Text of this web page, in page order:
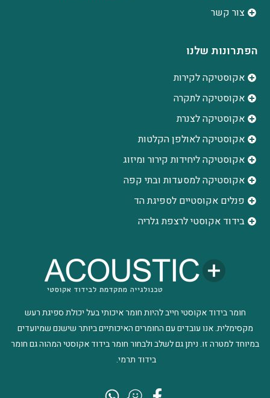
חומר בידוד אקוסטי חייב להיות חומר איכותי בעל יכולת ספיגת רעש
מקסימלית. אנו עובדים עם החומרים האיכותיים ביותר שישנם שמיועדים
במיוחד למטרה זו. ניתן גם לשלב ולבחור חומר בידוד אקוסטי המהוה גם חומר
בידוד תרמי.
צור קשר
הפתרונות שלנו
אקוסטיקה לקירות
אקוסטיקה לתקרה
אקוסטיקה לצנרת
אקוסטיקה לאולפן הקלטות
‫אקוסטיקה ליחידות קירור ומיזוג
אקוסטיקה למסעדות ובתי קפה
פנלים אקוסטיים לספיגת הד
בידוד אקוסטי לרצפת גלריה